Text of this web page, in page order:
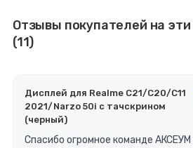
Отзывы покупателей на
(11)
Дисплей для Realme C21/C20/C11
2021/Narzo 50i с тачскрином
(черный)
Спасибо огромное команде АКСЕУМ